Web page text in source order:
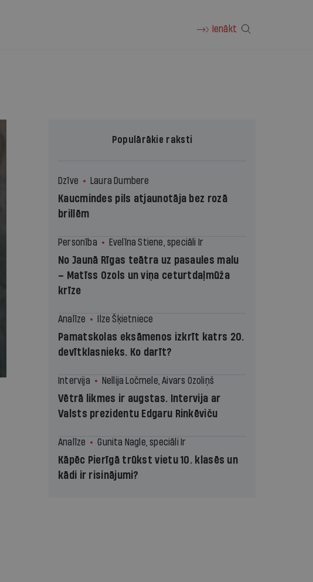
Ienākt
Populārākie raksti
Dzīve Laura Dumbere
Kaucmindes pils atjaunotāja bez rozā
brillēm
Personība Evelīna Stiene, speciāli Ir
No Jaunā Rīgas teātra uz pasaules malu
– Matīss Ozols un viņa ceturtdaļmūža
krīze
Analīze Ilze Šķietniece
Pamatskolas eksāmenos izkrīt katrs 20.
devītklasnieks. Ko darīt?
Intervija Nellija Ločmele, Aivars Ozoliņš
Vētrā likmes ir augstas. Intervija ar
Valsts prezidentu Edgaru Rinkēviču
Analīze Gunita Nagle, speciāli Ir
Kāpēc Pierīgā trūkst vietu 10. klasēs un
kādi ir risinājumi?